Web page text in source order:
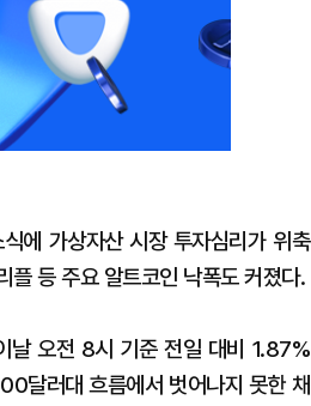
에 가상자산 시장 투자심리가 위축
등 주요 알트코인 낙폭도 커졌다.
날 오전 8시 기준 전일 대비 1.87%
달러대 흐름에서 벗어나지 못한 채